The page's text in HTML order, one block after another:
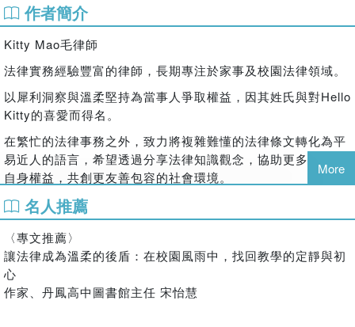
你每天守著孩子，卻沒有人教你――
當調查啟動、家長提告、校事會議接踵而來時，
該怎麼守住自己？
這本書，拆解老師在校園中最常遇到的法律情境：
師生界線、不當管教、違法處罰、教學不力、性平、職場霸
程序怎麼走？可以說什麼？可以拒絕什麼？一定要注意什麼？
讓你在需要的時候，翻得到，也用得上。
▎教育現場專家與實務工作者聯名推薦 ▎
作家、丹鳳高中圖書館主任 宋怡慧
「章魚法官來說法」專欄作家 章魚法官
臺北市立建國高級中學校長 莊智鈞
屏東縣教育處長 陳國祥
館長小編、小鎮圖書館長 彭冠綸
作者簡介
Kitty Mao毛律師
法律實務經驗豐富的律師，長期專注於家事及校園法律領域。
以犀利洞察與溫柔堅持為當事人爭取權益，因其姓氏與對Hello
Kitty的喜愛而得名。
在繁忙的法律事務之外，致力將複雜難懂的法律條文轉化為平
易近人的語言，希望透過分享法律知識觀念，協助更多人認識
自身權益，共創更友善包容的社會環境。
著作
《律師帶你看校園大小事：老師和家長必知的44個霸凌防制和
性平觀念指南》
學歷
國立清華大學科技法律研究所
國立中正大學法律學研究所
More
名人推薦
〈專文推薦〉
讓法律成為溫柔的後盾：在校園風雨中，找回教學的定靜與初
心
作家、丹鳳高中圖書館主任 宋怡慧